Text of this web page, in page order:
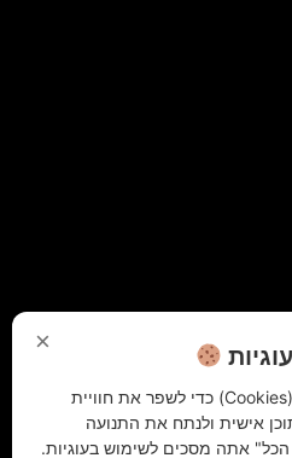
×
האתר שלנו משתמש בעוגיות (Cookies) כדי לשפר את חוויית
אישית ולנתח את התנועה
אתה מסכים לשימוש בעוגיות.